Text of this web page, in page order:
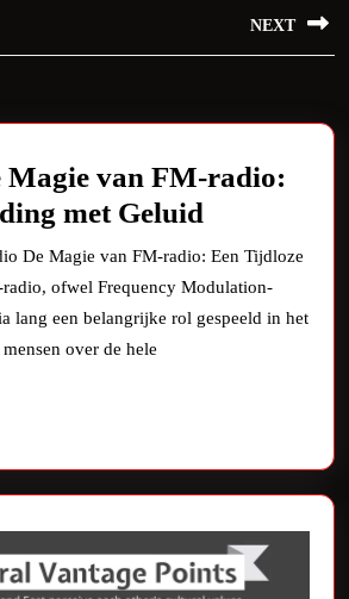
NEXT
Magie van FM-radio:
met Geluid
Tijdloze
Magie
van
Verbinding
met
Geluid
De Magie van FM-radio: Een Tijdloze
ofwel Frequency Modulation-
lang een belangrijke rol gespeeld in het
over de hele